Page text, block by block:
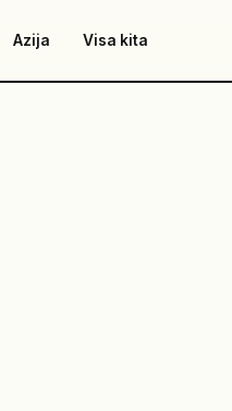
Azija Visa kita